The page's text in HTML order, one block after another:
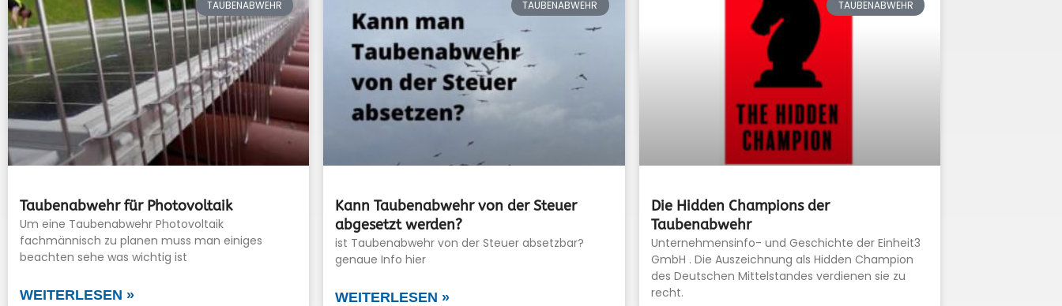
TAUBENABWEHR
Taubenabwehr für Photovoltaik
Um eine Taubenabwehr Photovoltaik
fachmännisch zu planen muss man einiges
beachten sehe was wichtig ist
WEITERLESEN »
TAUBENABWEHR
Kann Taubenabwehr von der Steuer
abgesetzt werden?
ist Taubenabwehr von der Steuer absetzbar?
genaue Info hier
WEITERLESEN »
TAUBENABWEHR
Die Hidden Champions der
Taubenabwehr
Unternehmensinfo- und Geschichte der Einheit3
GmbH . Die Auszeichnung als Hidden Champion
des Deutschen Mittelstandes verdienen sie zu
recht.